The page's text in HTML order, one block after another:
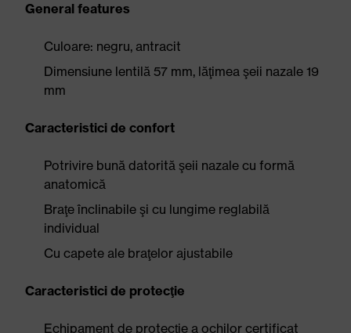
General features
Culoare: negru, antracit
Dimensiune lentilă 57 mm, lăţimea şeii nazale 19
mm
Caracteristici de confort
Potrivire bună datorită şeii nazale cu formă
anatomică
Braţe înclinabile şi cu lungime reglabilă
individual
Cu capete ale braţelor ajustabile
Caracteristici de protecţie
Echipament de protecţie a ochilor certificat